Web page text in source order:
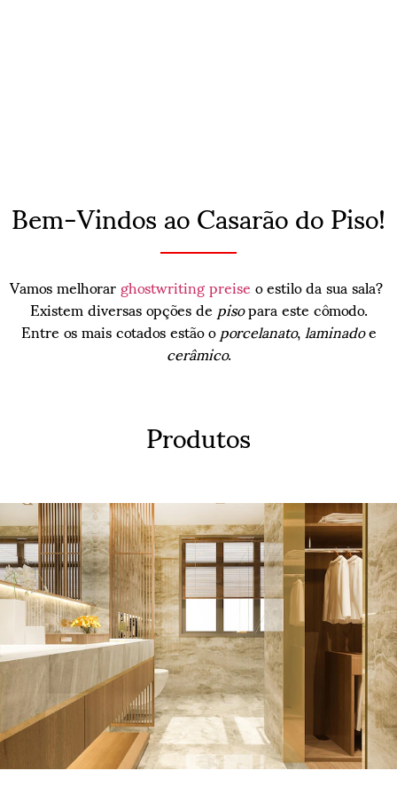
Bem-Vindos ao Casarão do Piso!
Vamos melhorarghostwriting preiseo estilo da sua sala?
Existem diversas opções depisopara este cômodo.
Entre os mais cotados estão oporcelanato,laminadoe
cerâmico.
Produtos